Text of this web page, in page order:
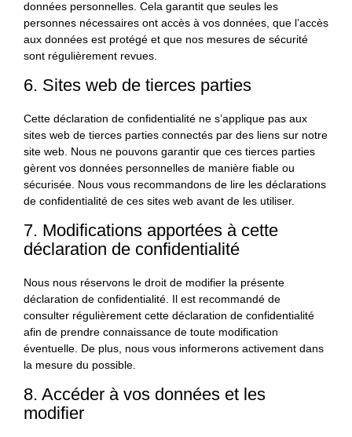
données personnelles. Cela garantit que seules les
personnes nécessaires ont accès à vos données, que l’accès
aux données est protégé et que nos mesures de sécurité
sont régulièrement revues.
6. Sites web de tierces parties
Cette déclaration de confidentialité ne s’applique pas aux
sites web de tierces parties connectés par des liens sur notre
site web. Nous ne pouvons garantir que ces tierces parties
gèrent vos données personnelles de manière fiable ou
sécurisée. Nous vous recommandons de lire les déclarations
de confidentialité de ces sites web avant de les utiliser.
7. Modifications apportées à cette
déclaration de confidentialité
Nous nous réservons le droit de modifier la présente
déclaration de confidentialité. Il est recommandé de
consulter régulièrement cette déclaration de confidentialité
afin de prendre connaissance de toute modification
éventuelle. De plus, nous vous informerons activement dans
la mesure du possible.
8. Accéder à vos données et les
modifier